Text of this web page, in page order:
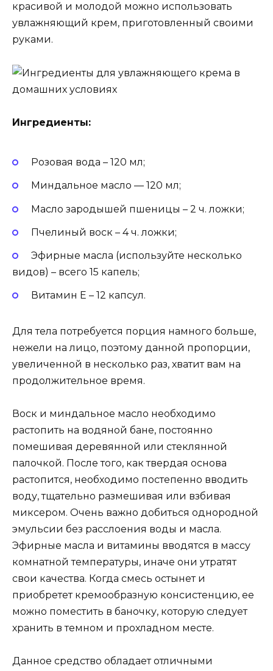
красивой и молодой можно использовать
увлажняющий крем, приготовленный своими
руками.
Ингредиенты:
Розовая вода – 120 мл;
Миндальное масло — 120 мл;
Масло зародышей пшеницы – 2 ч. ложки;
Пчелиный воск – 4 ч. ложки;
Эфирные масла (используйте несколько
видов) – всего 15 капель;
Витамин Е – 12 капсул.
Для тела потребуется порция намного больше,
нежели на лицо, поэтому данной пропорции,
увеличенной в несколько раз, хватит вам на
продолжительное время.
Воск и миндальное масло необходимо
растопить на водяной бане, постоянно
помешивая деревянной или стеклянной
палочкой. После того, как твердая основа
растопится, необходимо постепенно вводить
воду, тщательно размешивая или взбивая
миксером. Очень важно добиться однородной
эмульсии без расслоения воды и масла.
Эфирные масла и витамины вводятся в массу
комнатной температуры, иначе они утратят
свои качества. Когда смесь остынет и
приобретет кремообразную консистенцию, ее
можно поместить в баночку, которую следует
хранить в темном и прохладном месте.
Данное средство обладает отличными